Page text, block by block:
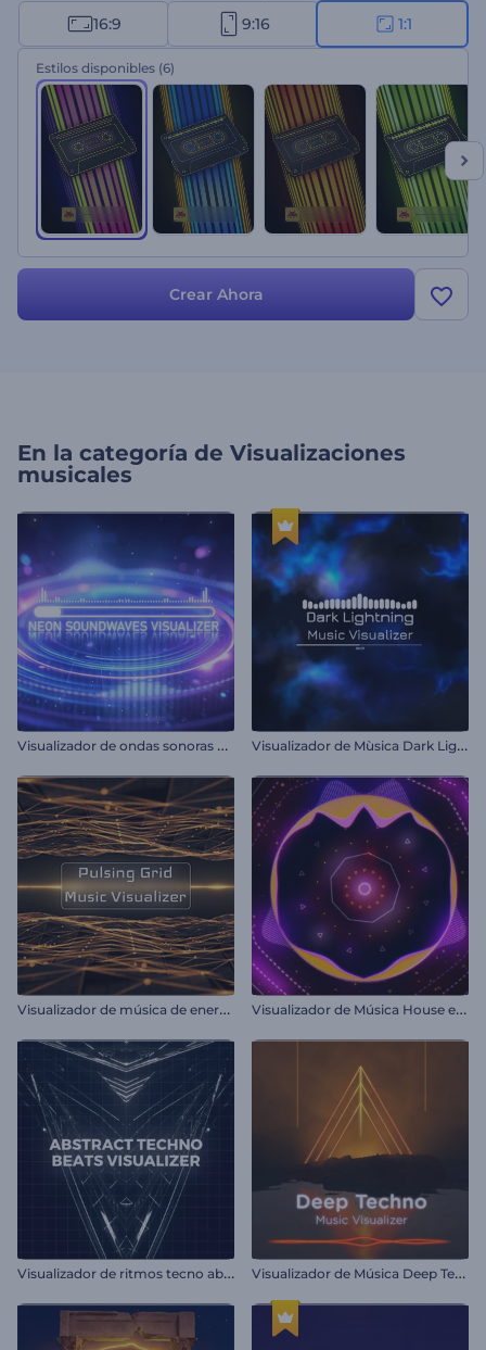
canción y el artista, y transporta a tu audiencia a un mundo
cautivador donde el audio y las visuales retro se entrelazan sin
problemas. Perfecto para promociones musicales, lanzamientos de
nuevos sencillos o álbumes, promociones de canales de música
vintage, etc. ¡Crea ahora y eleva tu experiencia musical mezclando
el pasado y el presente!
16:9 9:16 1:1
Estilos disponibles (6)
Crear Ahora
En la categoría de Visualizaciones
musicales
V
isualizador de ondas sonoras neón V
isualizador de Mùsica Dark Lightning
V
isualizador de música de energía pulsante V
isualizador de Música House electrónica
V
isualizador de ritmos tecno abstractos V
isualizador de Música Deep Techno